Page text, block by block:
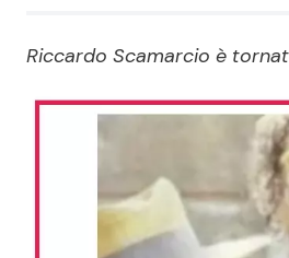
Riccardo Scamarcio è